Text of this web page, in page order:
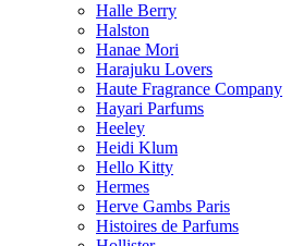
Halle Berry
Halston
Hanae Mori
Harajuku Lovers
Haute Fragrance Company
Hayari Parfums
Heeley
Heidi Klum
Hello Kitty
Hermes
Herve Gambs Paris
Histoires de Parfums